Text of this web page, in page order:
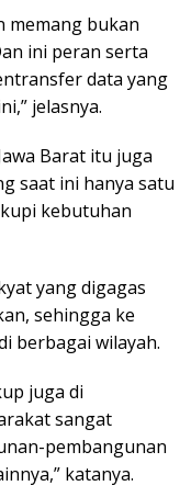
memang bukan
ini peran serta
data yang
jelasnya.
Barat itu juga
saat ini hanya satu
kebutuhan
yang digagas
sehingga ke
berbagai wilayah.
juga di
sangat
pembangunan
katanya.